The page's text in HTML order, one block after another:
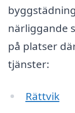
närliggande
på platser
tjänster:
Rättvik